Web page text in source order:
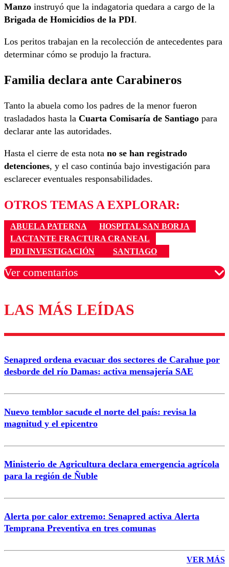
Manzo instruyó que la indagatoria quedara a cargo de la
Brigada de Homicidios de la PDI.
Los peritos trabajan en la recolección de antecedentes para
determinar cómo se produjo la fractura.
Familia declara ante Carabineros
Tanto la abuela como los padres de la menor fueron
trasladados hasta la Cuarta Comisaría de Santiago para
declarar ante las autoridades.
Hasta el cierre de esta nota no se han registrado
detenciones, y el caso continúa bajo investigación para
esclarecer eventuales responsabilidades.
OTROS TEMAS A EXPLORAR:
ABUELA PATERNA
HOSPITAL SAN BORJA
LACTANTE FRACTURA CRANEAL
PDI INVESTIGACIÓN
SANTIAGO
Ver comentarios
Los comentarios son moderados para garantizar un
diálogo respetuoso.
Nombre
Correo
LAS MÁS LEÍDAS
Senapred ordena evacuar dos sectores de Carahue por
desborde del río Damas: activa mensajería SAE
Nuevo temblor sacude el norte del país: revisa la
magnitud y el epicentro
Ministerio de Agricultura declara emergencia agrícola
para la región de Ñuble
Alerta por calor extremo: Senapred activa Alerta
Temprana Preventiva en tres comunas
VER MÁS